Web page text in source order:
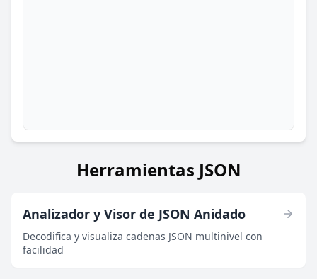
Herramientas JSON
Analizador y Visor de JSON Anidado
Decodifica y visualiza cadenas JSON multinivel con
facilidad